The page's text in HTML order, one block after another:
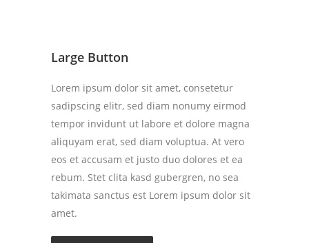
Large Button
Lorem ipsum dolor sit amet, consetetur
sadipscing elitr, sed diam nonumy eirmod
tempor invidunt ut labore et dolore magna
aliquyam erat, sed diam voluptua. At vero
eos et accusam et justo duo dolores et ea
rebum. Stet clita kasd gubergren, no sea
takimata sanctus est Lorem ipsum dolor sit
amet.